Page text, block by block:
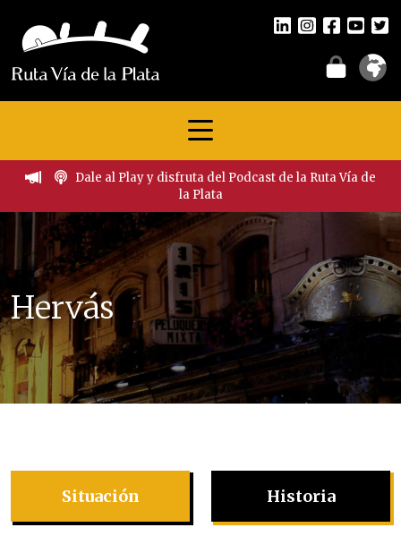
Dale al Play y disfruta del Podcast de la Ruta Vía de
la Plata
Hervás
Situación Historia